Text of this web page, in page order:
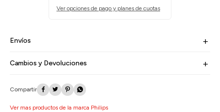
Ver opciones de pago y planes de cuotas
Envíos
Cambios y Devoluciones
   
Ver mas productos de la marca Philips